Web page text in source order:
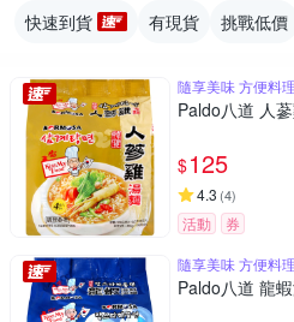
快速到貨 有現貨 挑戰低價
隨享美味 方便料理
Paldo八道 人
$125
4.3 (4)
活動
券
隨享美味 方便料理
Paldo八道 龍